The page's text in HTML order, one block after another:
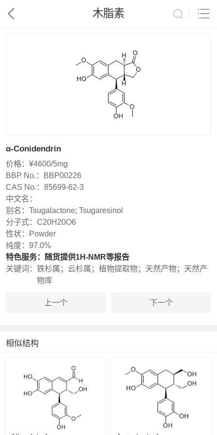
木脂素
α-Conidendrin
价格：¥4600/5mg
BBP No.： BBP00226
CAS No.：85699-62-3
中文名：
别名：Tsugalactone; Tsugaresinol
分子式：C20H20O6
性状： Powder
纯度：97.0%
特色服务：
随货提供1H-NMR等报告
关键词：铁杉属；云杉属；植物提取物；天然产物；天然产
物库
上一个 下一个
相似结构